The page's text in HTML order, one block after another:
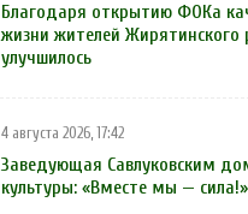
Благодаря открытию ФОКа
жизни жителей Жирятинского
улучшилось
4 августа 2026, 17:42
Заведующая Савлуковским
культуры: «Вместе мы — сила!»